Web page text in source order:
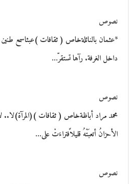
نصوص
*عثمان بالنائلةخاص ( ثقافات )عبثاسمع
داخل الغرفة. رآها تستقرّ…
نصوص
محمد مراد أباظةخاص ( ثقافات
الأحزانُ أتعبَتْهُ قليلاًفتراءَتْ على…
نصوص